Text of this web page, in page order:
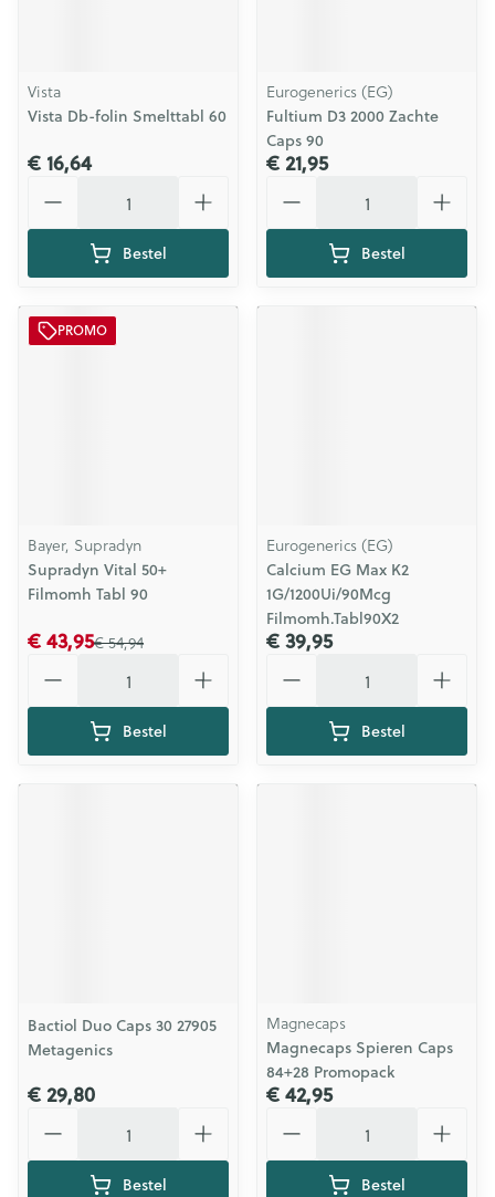
Vista
Vista Db-folin Smelttabl 60
€ 16,64
Bestel
Eurogenerics (EG)
Fultium D3 2000 Zachte
Caps 90
€ 21,95
Bestel
PROMO
Bayer, Supradyn
Supradyn Vital 50+
Filmomh Tabl 90
€ 54,94
€ 43,95
Bestel
Eurogenerics (EG)
Calcium EG Max K2
1G/1200Ui/90Mcg
Filmomh.Tabl90X2
€ 39,95
Bestel
Bactiol Duo Caps 30 27905
Metagenics
€ 29,80
Bestel
Magnecaps
Magnecaps Spieren Caps
84+28 Promopack
€ 42,95
Bestel